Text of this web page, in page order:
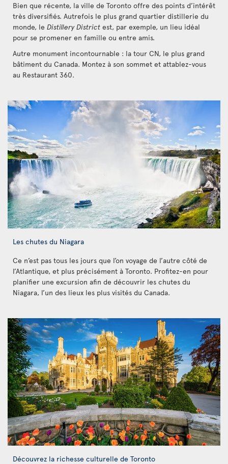
Bien que récente, la ville de Toronto offre des points d’intérêt
très diversifiés. Autrefois le plus grand quartier distillerie du
monde, le Distillery District est, par exemple, un lieu idéal
pour se promener en famille ou entre amis.
Autre monument incontournable : la tour CN, le plus grand
bâtiment du Canada. Montez à son sommet et attablez-vous
au Restaurant 360.
Les chutes du Niagara
Ce n’est pas tous les jours que l’on voyage de l’autre côté de
l’Atlantique, et plus précisément à Toronto. Profitez-en pour
planifier une excursion afin de découvrir les chutes du
Niagara, l’un des lieux les plus visités du Canada.
Découvrez la richesse culturelle de Toronto